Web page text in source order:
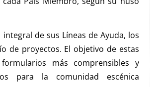
de sus Líneas de Ayuda, los
de proyectos. El objetivo de estas
más comprensibles y
para la comunidad escénica